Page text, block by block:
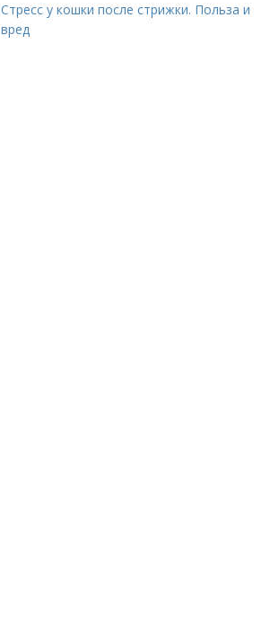
Стресс у кошки после стрижки. Польза и
вред